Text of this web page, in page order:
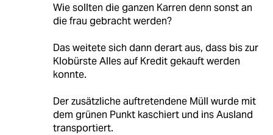
Wie sollten die ganzen Karren denn sonst an
die frau gebracht werden?
Das weitete sich dann derart aus, dass bis zur
Klobürste Alles auf Kredit gekauft werden
konnte.
Der zusätzliche auftretendene Müll wurde mit
dem grünen Punkt kaschiert und ins Ausland
transportiert.